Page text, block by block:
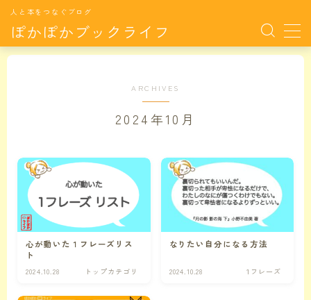
ぽかぽかブックライフ
人と本をつなぐブログ
MENU
月別特集TOP
月別特集 月毎に特集した本たちです。
カラダの悩み
ARCHIVES
2024年10月
心が動いた１フレーズリス
ト
2024.10.28 トップカテゴリ
なりたい自分になる方法
2024.10.28 １フレーズ